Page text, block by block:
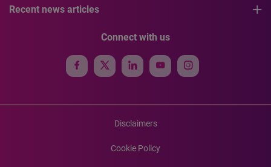
Recent news articles
Connect with us
Disclaimers
Cookie Policy